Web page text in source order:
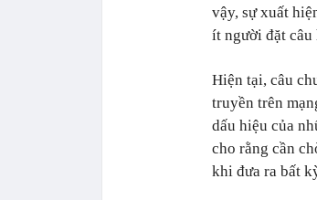
vậy, sự xuất
ít người đặt
Hiện tại, câu
truyền trên
dấu hiệu của
cho rằng cần
khi đưa ra bất